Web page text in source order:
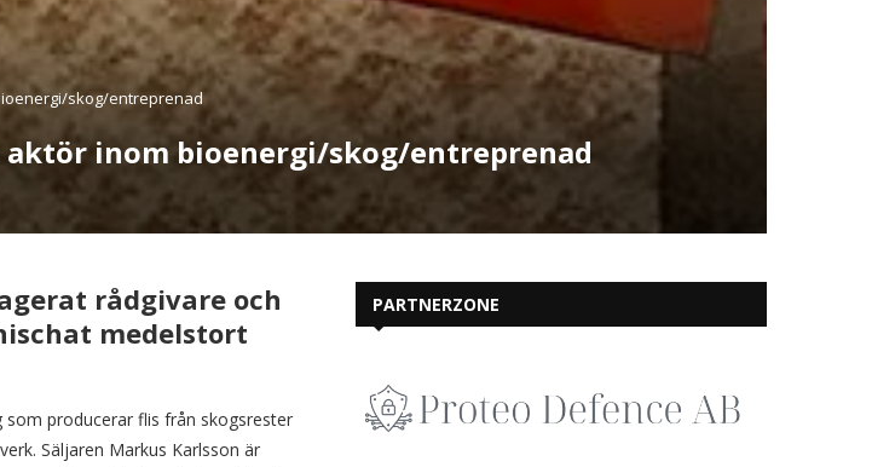
skog/entreprenad
aktör inom bioenergi/skog/entreprenad
rådgivare och
medelstort
producerar flis från skogsrester
Säljaren Markus Karlsson är
PARTNERZONE